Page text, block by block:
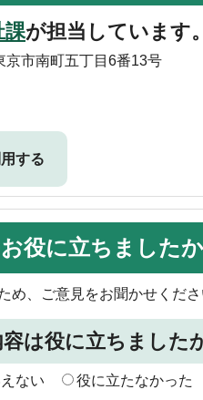
課が担当しています。
市南町五丁目6番13号
する
役に立ちました
め、ご意見をお聞かせくださ
は役に立ちました
ない 役に立たなかった